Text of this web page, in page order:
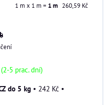
1 m x 1 m = 1m 260,59 Kč
5 prac. dní)
do 5 kg • 242 Kč •